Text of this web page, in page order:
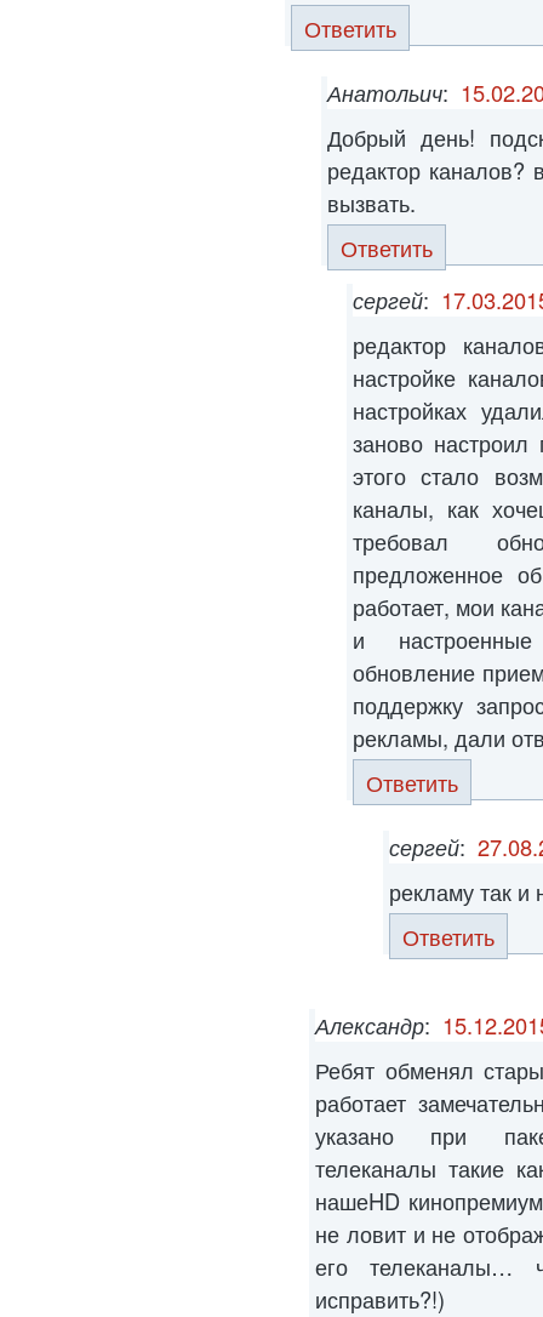
Ответить
Анатольич:
Добрый день!
редактор каналов?
вызвать.
Ответить
сергей:
редактор
настройке
настройках
заново
этого стало
каналы, как
требовал
предложенное
работает, мои
и
обновление
поддержку
рекламы, дали
Ответить
сергей:
рекламу так и
Ответить
Александр:
Ребят обменял
работает
указано при
телеканалы такие
нашеHD
не ловит и не
его телеканалы…
исправить?!)